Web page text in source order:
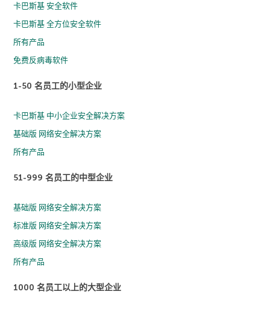
卡巴斯基 安全软件
卡巴斯基 全方位安全软件
所有产品
免费反病毒软件
1-50 名员工的小型企业
卡巴斯基 中小企业安全解决方案
基础版 网络安全解决方案
所有产品
51-999 名员工的中型企业
基础版 网络安全解决方案
标准版 网络安全解决方案
高级版 网络安全解决方案
所有产品
1000 名员工以上的大型企业